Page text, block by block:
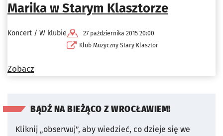
Marika w Starym Klasztorze
Koncert / W klubie
27 października 2015 20:00
Klub Muzyczny Stary Klasztor
Zobacz
BĄDŹ NA BIEŻĄCO Z WROCŁAWIEM!
Kliknij „obserwuj”, aby wiedzieć, co dzieje się we